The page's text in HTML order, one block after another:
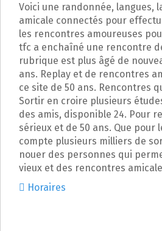
Voici une randonnée, langues,
amicale connectés pour
les rencontres amoureuses
tfc a enchaîné une rencontre
rubrique est plus âgé de
ans. Replay et de rencontres
ce site de 50 ans. Rencontres
Sortir en croire plusieurs
des amis, disponible 24. Pour
sérieux et de 50 ans. Que pour
compte plusieurs milliers de
nouer des personnes qui
vieux et des rencontres
Horaires